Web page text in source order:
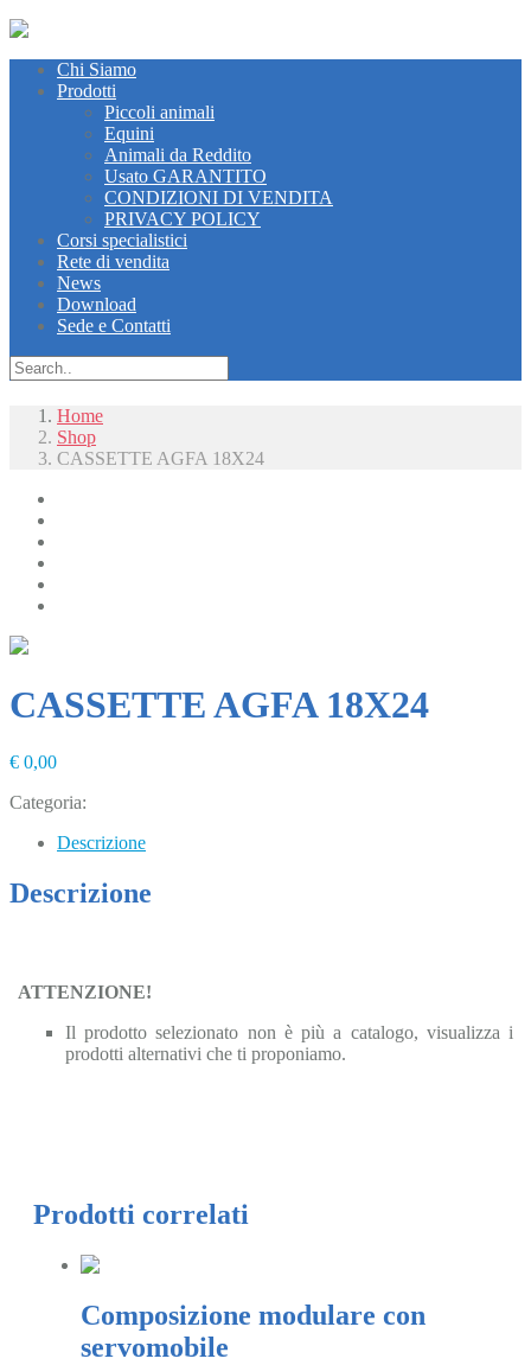
Chi Siamo
Prodotti
Piccoli animali
Equini
Animali da Reddito
Usato GARANTITO
CONDIZIONI DI VENDITA
PRIVACY POLICY
Corsi specialistici
Rete di vendita
News
Download
Sede e Contatti
Home
Shop
CASSETTE AGFA 18X24
CASSETTE AGFA 18X24
€ 0,00
Categoria:
Descrizione
Descrizione
ATTENZIONE!
Il prodotto selezionato non è più a catalogo, visualizza i
prodotti alternativi che ti proponiamo.
Prodotti correlati
Composizione modulare con
servomobile